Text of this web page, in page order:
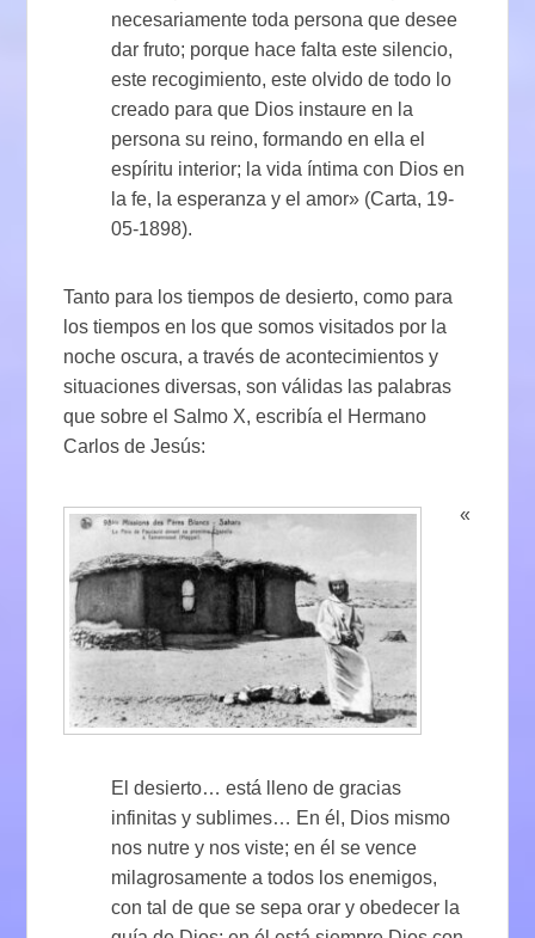
necesariamente toda persona que desee
dar fruto; porque hace falta este silencio,
este recogimiento, este olvido de todo lo
creado para que Dios instaure en la
persona su reino, formando en ella el
espíritu interior; la vida íntima con Dios en
la fe, la esperanza y el amor» (Carta, 19-
05-1898).
Tanto para los tiempos de desierto, como para
los tiempos en los que somos visitados por la
noche oscura, a través de acontecimientos y
situaciones diversas, son válidas las palabras
que sobre el Salmo X, escribía el Hermano
Carlos de Jesús:
«
El desierto… está lleno de gracias
infinitas y sublimes… En él, Dios mismo
nos nutre y nos viste; en él se vence
milagrosamente a todos los enemigos,
con tal de que se sepa orar y obedecer la